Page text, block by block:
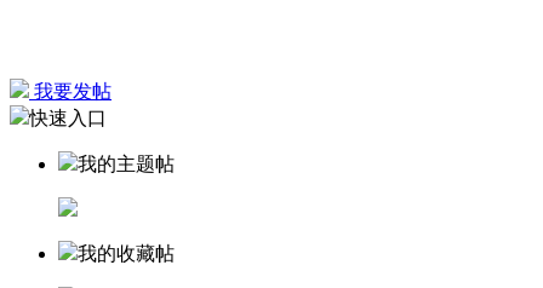
我要发帖
快速入口
我的主题帖
我的收藏帖